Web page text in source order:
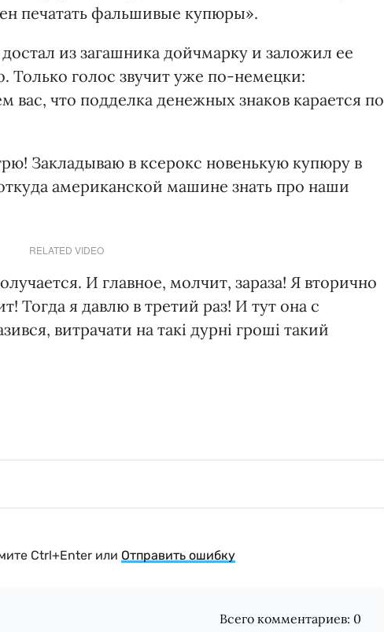
печатать фальшивые купюры».
из загашника дойчмарку и заложил ее
Только голос звучит уже по-немецки:
что подделка денежных знаков карается по
Закладываю в ксерокс новенькую купюру в
американской машине знать про наши
RELATED VIDEO
И главное, молчит, зараза! Я вторично
Тогда я давлю в третий раз! И тут она с
витрачати на такі дурні гроші такий
Ctrl+Enter или Отправить ошибку
Всего комментариев: 0